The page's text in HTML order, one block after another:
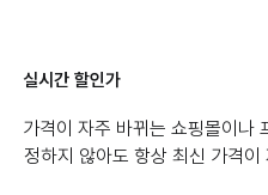
실시간 할인가
가격이 자주 바뀌는 쇼핑몰이나
정하지 않아도 항상 최신 가격이